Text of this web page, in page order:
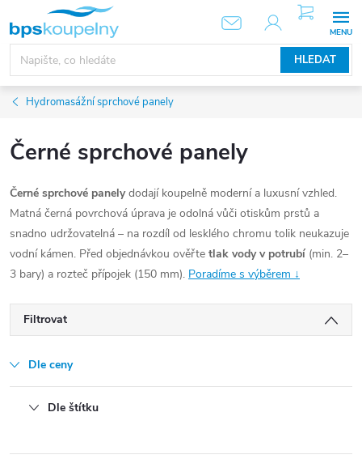
obsah
HLEDAT
NÁKUPNÍ
KOŠÍK
Hydromasážní sprchové panely
Černé sprchové panely
Černé sprchové panelydodají koupelně moderní a luxusní vzhled.
Matná černá povrchová úprava je odolná vůči otiskům prstů a
snadno udržovatelná – na rozdíl od lesklého chromu tolik neukazuje
vodní kámen. Před objednávkou ověřte tlak vody v potrubí (min. 2–
3 bary) a rozteč přípojek (150 mm). Poradíme s výběrem ↓
Filtrovat
Dle ceny
Dle štítku